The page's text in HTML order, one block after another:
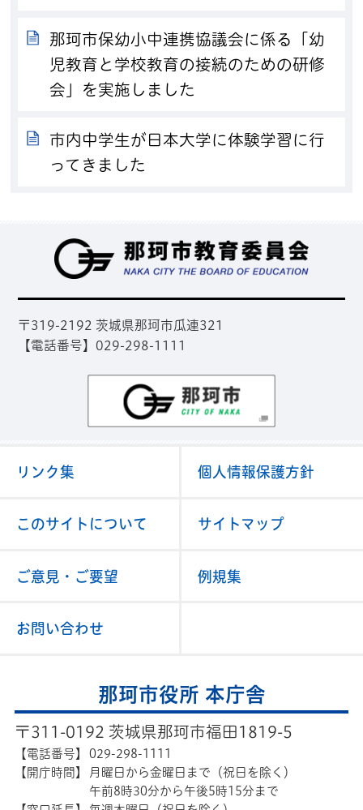
那珂市保幼小中連携協議会に係る「幼
児教育と学校教育の接続のための研修
会」を実施しました
市内中学生が日本大学に体験学習に行
ってきました
〒319-2192 茨城県那珂市瓜連321
【電話番号】029-298-1111
リンク集 個人情報保護方針
このサイトについて サイトマップ
ご意見・ご要望 例規集
お問い合わせ
那珂市役所 本庁舎
〒311-0192 茨城県那珂市福田1819-5
【電話番号】
029-298-1111
【開庁時間】
月曜日から金曜日まで（祝日を除く）
午前8時30分から午後5時15分まで